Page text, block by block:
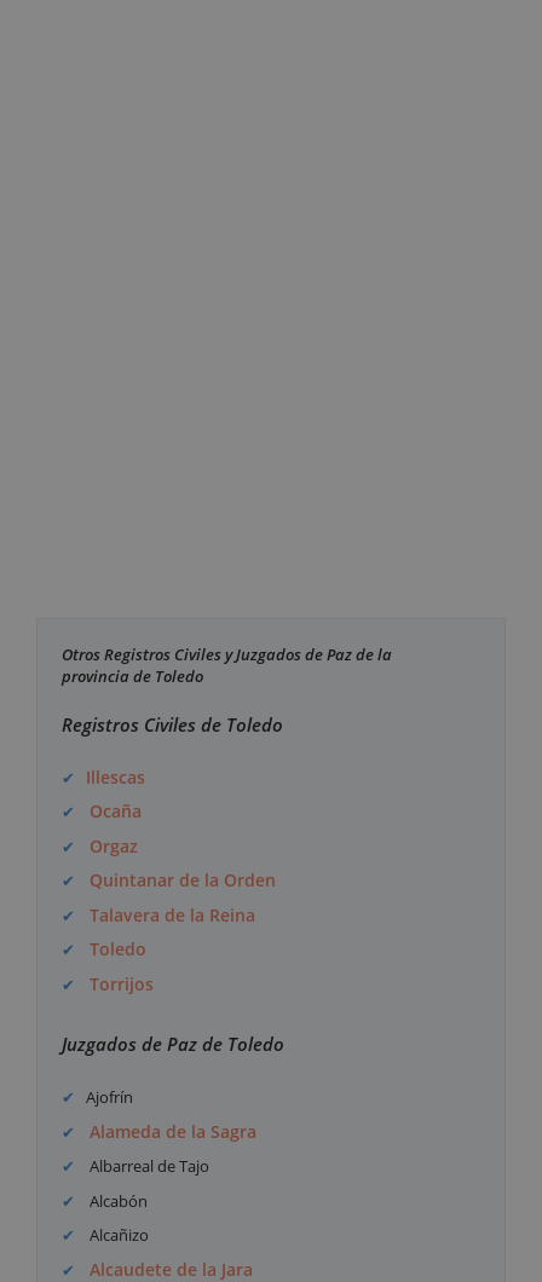
Otros Registros Civiles y Juzgados de Paz de la
provincia de Toledo
Registros Civiles de Toledo
Illescas
Ocaña
Orgaz
Quintanar de la Orden
Talavera de la Reina
Toledo
Torrijos
Juzgados de Paz de Toledo
Ajofrín
Alameda de la Sagra
Albarreal de Tajo
Alcabón
Alcañizo
Alcaudete de la Jara